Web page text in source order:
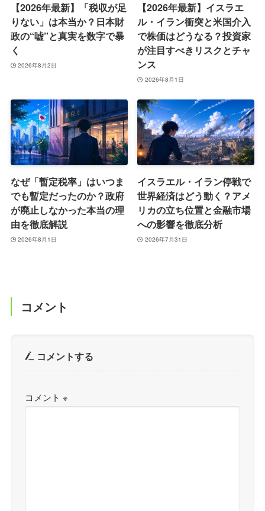
【2026年最新】「税収が足
りない」は本当か？日本財
政の“嘘”と真実を数字で暴
く
2026年8月2日
【2026年最新】イスラエ
ル・イラン衝突と米国介入
で株価はどうなる？投資家
が注目すべきリスクとチャ
ンス
2026年8月1日
なぜ「暫定税率」はいつま
でも暫定だったのか？政府
が廃止しなかった本当の理
由を徹底解説
2026年8月1日
イスラエル・イラン停戦で
世界経済はどう動く？アメ
リカの立ち位置と金融市場
への影響を徹底分析
2026年7月31日
コメント
コメントする
コメント※